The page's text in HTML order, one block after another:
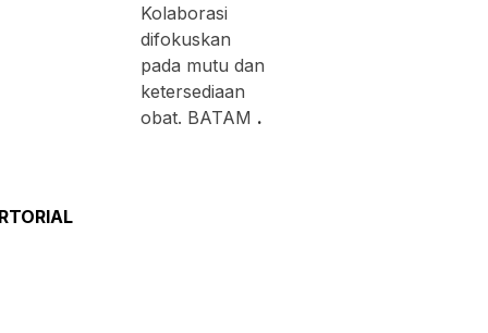
Kolaborasi
difokuskan
pada mutu dan
ketersediaan
obat. BATAM .